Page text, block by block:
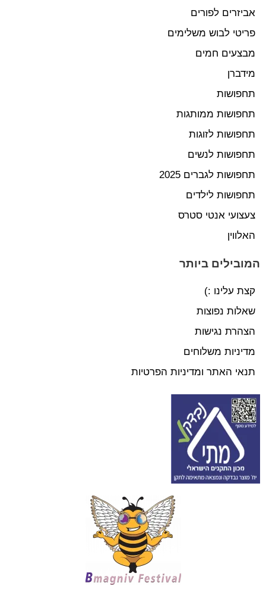
אביזרים לפורים
פריטי לבוש משלימים
מבצעים חמים
מידברן
תחפושות
תחפושות ממותגות
תחפושות לזוגות
תחפושות לנשים
תחפושות לגברים 2025
תחפושות לילדים
צעצועי אנטי סטרס
האלווין
המובילים ביותר
קצת עלינו :)
שאלות נפוצות
הצהרת נגישות
מדיניות משלוחים
תנאי האתר ומדיניות הפרטיות